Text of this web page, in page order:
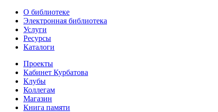
О библиотеке
Электронная библиотека
Услуги
Ресурсы
Каталоги
Проекты
Кабинет Курбатова
Клубы
Коллегам
Магазин
Книга памяти